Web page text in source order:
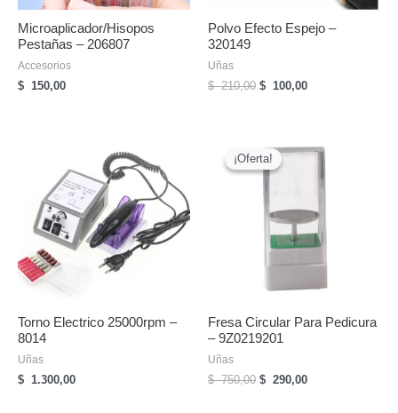
Microaplicador/hisopos
Pestañas – 206807
Accesorios
$ 150,00
Polvo Efecto Espejo –
320149
Uñas
$210,00 El
210,00.
$ 100,00El
$
Torno Electrico 25000rpm –
8014
Uñas
$ 1.300,00
¡Oferta!
¡Oferta!
Fresa Circular Para Pedicura
– 9Z0219201
Uñas
$750,00 El
$ 290,00El